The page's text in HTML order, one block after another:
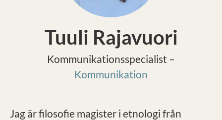
Tuuli Rajavuori
Kommunikationsspecialist –
Kommunikation
Jag är filosofie magister i etnologi från